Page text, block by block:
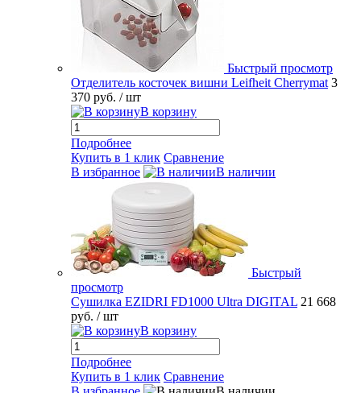
Быстрый просмотр
Отделитель косточек вишни Leifheit Cherrymat 3
370 руб. / шт
В корзину
Подробнее
Купить в 1 клик Сравнение
В избранное
В наличии
Быстрый
просмотр
Сушилка EZIDRI FD1000 Ultra DIGITAL 21 668
руб. / шт
В корзину
Подробнее
Купить в 1 клик Сравнение